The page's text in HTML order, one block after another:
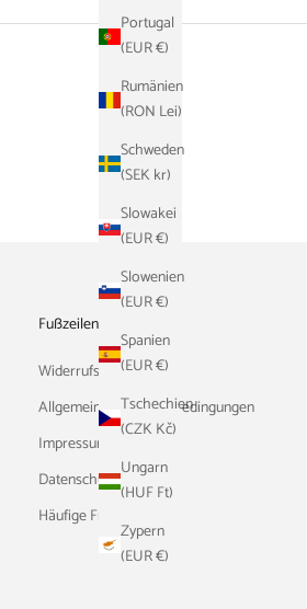
Portugal
(EUR €)
Rumänien
(RON Lei)
Schweden
(SEK kr)
Slowakei
(EUR €)
Slowenien
(EUR €)
Spanien
(EUR €)
Tschechien
(CZK Kč)
Ungarn
(HUF Ft)
Zypern
(EUR €)
Fußzeilenmenü
Widerrufsrecht
Allgemeine Geschäftsbedingungen
Impressum
Datenschutzerklärung
Häufige Fragen